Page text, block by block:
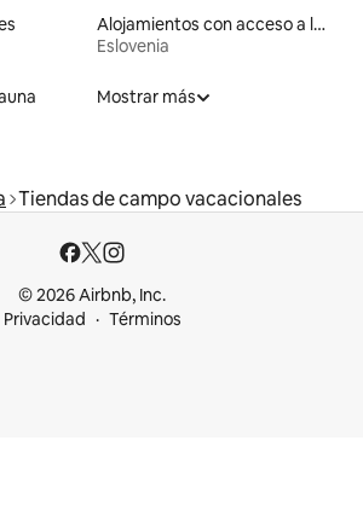
Alojamientos con acceso a la playa
Eslovenia
Mostrar más
Tiendas de campo vacacionales
© 2026 Airbnb, Inc.
Privacidad
Términos